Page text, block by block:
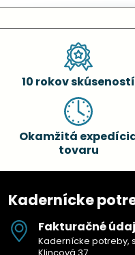
10 rokov skúseností
Okamžitá
tovaru
Kadernícke
Fakturačné
Kadernícke potreby,